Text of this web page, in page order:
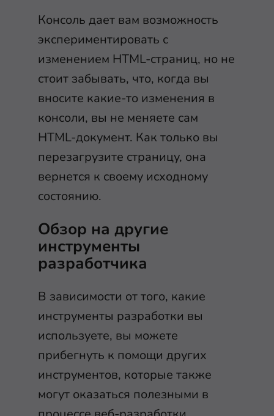
Консоль дает вам возможность
экспериментировать с
изменением HTML-страниц, но не
стоит забывать, что, когда вы
вносите какие-то изменения в
консоли, вы не меняете сам
HTML-документ. Как только вы
перезагрузите страницу, она
вернется к своему исходному
состоянию.
Обзор на другие
инструменты
разработчика
В зависимости от того, какие
инструменты разработки вы
используете, вы можете
прибегнуть к помощи других
инструментов, которые также
могут оказаться полезными в